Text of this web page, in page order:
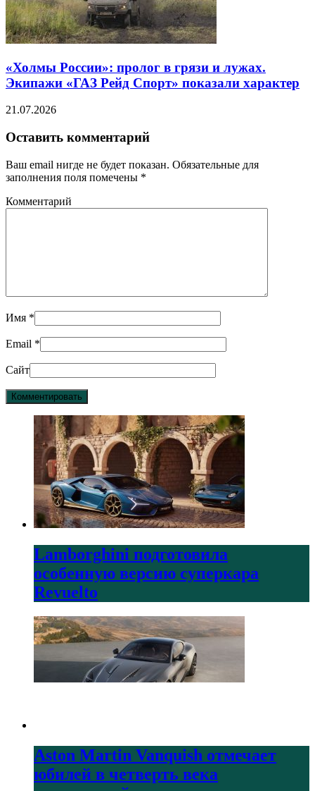
«Холмы России»: пролог в грязи и лужах.
Экипажи «ГАЗ Рейд Спорт» показали характер
21.07.2026
Оставить комментарий
Ваш email нигде не будет показан. Обязательные для
заполнения поля помечены *
Комментарий
Имя *
Email *
Сайт
Lamborghini подготовила
особенную версию суперкара
Revuelto
Aston Martin Vanquish отмечает
юбилей в четверть века